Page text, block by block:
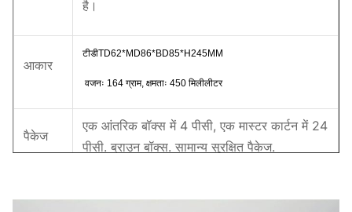
है।
आकार
टीडीTD62*MD86*BD85*H245MM
वजनः 164 ग्राम, क्षमताः 450 मिलीलीटर
पैकेज
एक आंतरिक बॉक्स में 4 पीसी, एक मास्टर कार्टन में 24
पीसी. ब्राउन बॉक्स. सामान्य सुरक्षित पैकेज.